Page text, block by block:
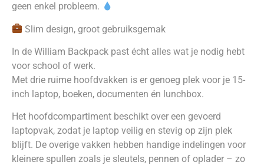
geen enkel probleem.
Slim design, groot gebruiksgemak
In de William Backpack past écht alles wat je nodig hebt
voor school of werk.
Met drie ruime hoofdvakken is er genoeg plek voor je 15-
inch laptop, boeken, documenten én lunchbox.
Het hoofdcompartiment beschikt over een gevoerd
laptopvak, zodat je laptop veilig en stevig op zijn plek
blijft. De overige vakken hebben handige indelingen voor
kleinere spullen zoals je sleutels, pennen of oplader – zo